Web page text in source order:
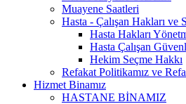
Muayene Saatleri
Hasta - Çalışan Hakları ve
Hasta Hakları
Hasta Çalışan
Hekim Seçme Hakkı
Refakat Politikamız ve
Hizmet Binamız
HASTANE BİNAMIZ